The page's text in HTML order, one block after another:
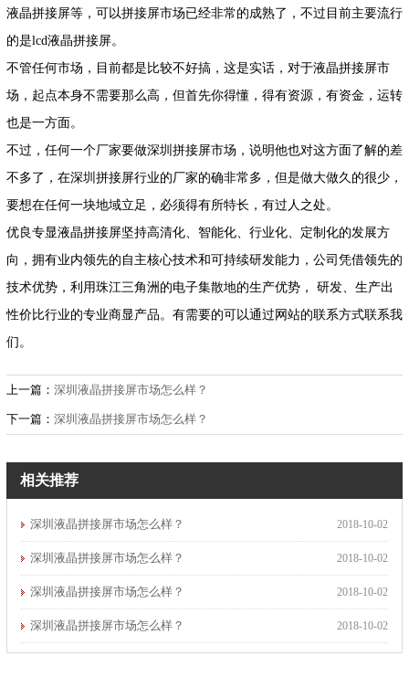
液晶拼接屏等，可以拼接屏市场已经非常的成熟了，不过目前主要流行
的是lcd液晶拼接屏。
不管任何市场，目前都是比较不好搞，这是实话，对于液晶拼接屏市
场，起点本身不需要那么高，但首先你得懂，得有资源，有资金，运转
也是一方面。
不过，任何一个厂家要做深圳拼接屏市场，说明他也对这方面了解的差
不多了，在深圳拼接屏行业的厂家的确非常多，但是做大做久的很少，
要想在任何一块地域立足，必须得有所特长，有过人之处。
优良专显液晶拼接屏坚持高清化、智能化、行业化、定制化的发展方
向，拥有业内领先的自主核心技术和可持续研发能力，公司凭借领先的
技术优势，利用珠江三角洲的电子集散地的生产优势， 研发、生产出
性价比行业的专业商显产品。有需要的可以通过网站的联系方式联系我
们。
上一篇： 深圳液晶拼接屏市场怎么样？
下一篇： 深圳液晶拼接屏市场怎么样？
相关推荐
2018-10-02
深圳液晶拼接屏市场怎么样？
2018-10-02
深圳液晶拼接屏市场怎么样？
2018-10-02
深圳液晶拼接屏市场怎么样？
2018-10-02
深圳液晶拼接屏市场怎么样？